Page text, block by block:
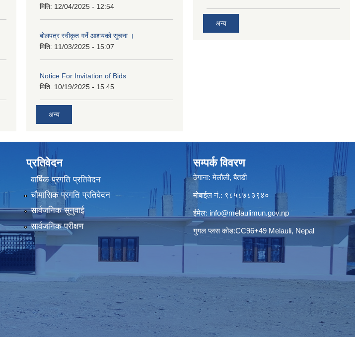
मिति: 12/04/2025 - 12:54
बोलपत्र स्वीकृत गर्ने आशयको सूचना ।
मिति: 11/03/2025 - 15:07
Notice For Invitation of Bids
मिति: 10/19/2025 - 15:45
अन्य
अन्य
प्रतिवेदन
वार्षिक प्रगति प्रतिवेदन
चौमासिक प्रगति प्रतिवेदन
सार्वजनिक सुनुवाई
सार्वजनिक परीक्षण
सम्पर्क विवरण
ठेगाना: मेलौली, बैतडी
मोबाईल नं.: ९८५८७८३९४०
ईमेल: info@melaulimun.gov.np
गुगल प्लस कोड:CC96+49 Melauli, Nepal